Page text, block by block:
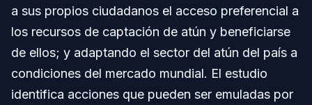
a sus propios ciudadanos el acceso preferencial a
los recursos de captación de atún y beneficiarse
de ellos; y adaptando el sector del atún del país a
condiciones del mercado mundial. El estudio
identifica acciones que pueden ser emuladas por